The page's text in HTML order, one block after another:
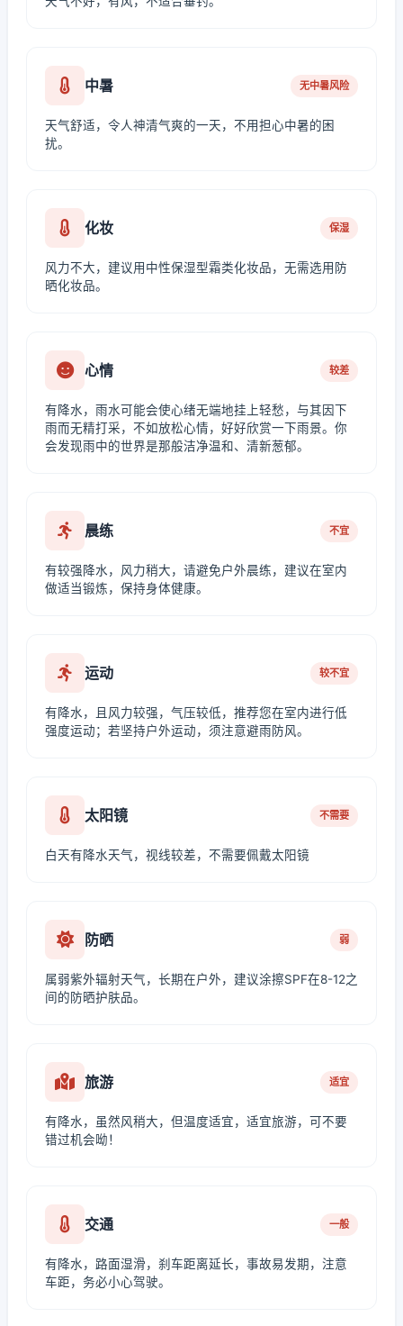
中暑 无中暑风险
天气舒适，令人神清气爽的一天，不用担心中暑的困
扰。
化妆 保湿
风力不大，建议用中性保湿型霜类化妆品，无需选用防
晒化妆品。
心情 较差
有降水，雨水可能会使心绪无端地挂上轻愁，与其因下
雨而无精打采，不如放松心情，好好欣赏一下雨景。你
会发现雨中的世界是那般洁净温和、清新葱郁。
晨练 不宜
有较强降水，风力稍大，请避免户外晨练，建议在室内
做适当锻炼，保持身体健康。
运动 较不宜
有降水，且风力较强，气压较低，推荐您在室内进行低
强度运动；若坚持户外运动，须注意避雨防风。
太阳镜 不需要
白天有降水天气，视线较差，不需要佩戴太阳镜
防晒 弱
属弱紫外辐射天气，长期在户外，建议涂擦SPF在8-12之
间的防晒护肤品。
旅游 适宜
有降水，虽然风稍大，但温度适宜，适宜旅游，可不要
错过机会呦！
交通 一般
有降水，路面湿滑，刹车距离延长，事故易发期，注意
车距，务必小心驾驶。